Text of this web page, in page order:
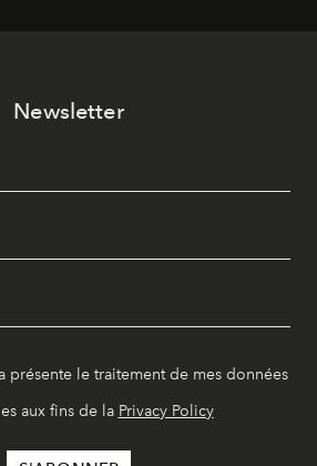
Newsletter
présente le traitement de mes données
aux fins de la Privacy Policy